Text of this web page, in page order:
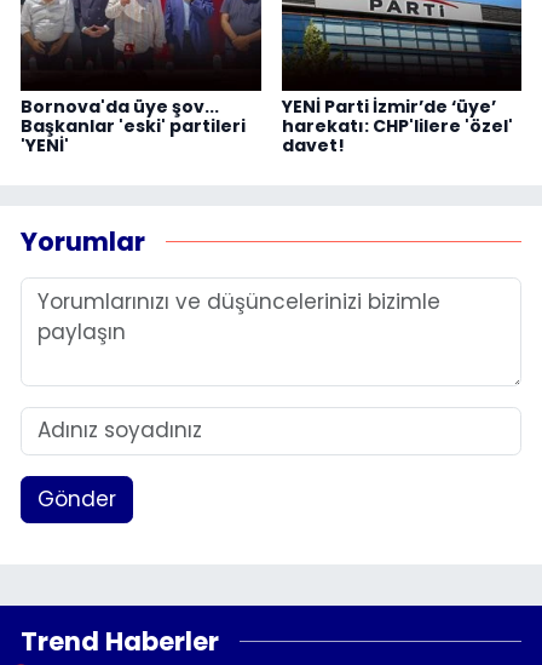
Bornova'da üye şov...
Başkanlar 'eski' partileri
'YENİ'
YENİ Parti İzmir’de ‘üye’
harekatı: CHP'lilere 'özel'
davet!
Yorumlar
Gönder
Trend Haberler